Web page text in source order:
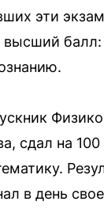
эти
высший
сдал на
в день